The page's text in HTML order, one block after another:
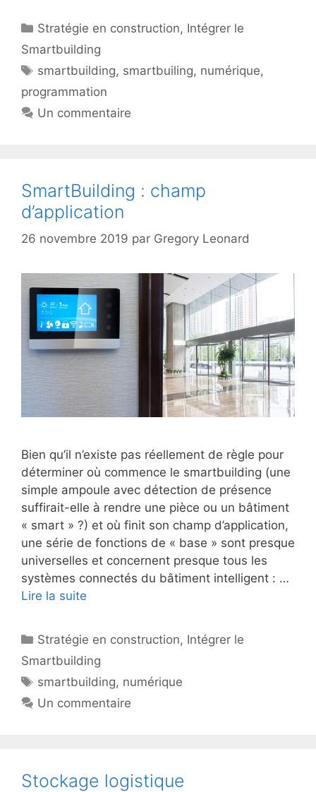
Catégories
Stratégie en construction, Intégrer le
Smartbuilding
Étiquettes
smartbuilding, smartbuiling, numérique,
programmation
Un commentaire
SmartBuilding : champ
d’application
26 novembre 2019 par Gregory Leonard
Bien qu’il n’existe pas réellement de règle pour
déterminer où commence le smartbuilding (une
simple ampoule avec détection de présence
suffirait-elle à rendre une pièce ou un bâtiment
« smart » ?) et où finit son champ d’application,
une série de fonctions de « base » sont presque
universelles et concernent presque tous les
systèmes connectés du bâtiment intelligent : …
Lire la suite
Catégories
Stratégie en construction, Intégrer le
Smartbuilding
Étiquettes
smartbuilding, numérique
Un commentaire
Stockage logistique